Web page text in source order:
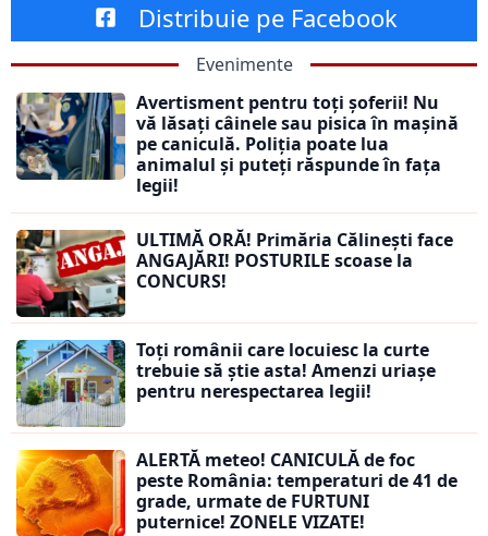
Distribuie pe Facebook
Evenimente
Avertisment pentru toți șoferii! Nu
vă lăsați câinele sau pisica în mașină
pe caniculă. Poliția poate lua
animalul și puteți răspunde în fața
legii!
ULTIMĂ ORĂ! Primăria Călinești face
ANGAJĂRI! POSTURILE scoase la
CONCURS!
Toți românii care locuiesc la curte
trebuie să știe asta! Amenzi uriașe
pentru nerespectarea legii!
ALERTĂ meteo! CANICULĂ de foc
peste România: temperaturi de 41 de
grade, urmate de FURTUNI
puternice! ZONELE VIZATE!